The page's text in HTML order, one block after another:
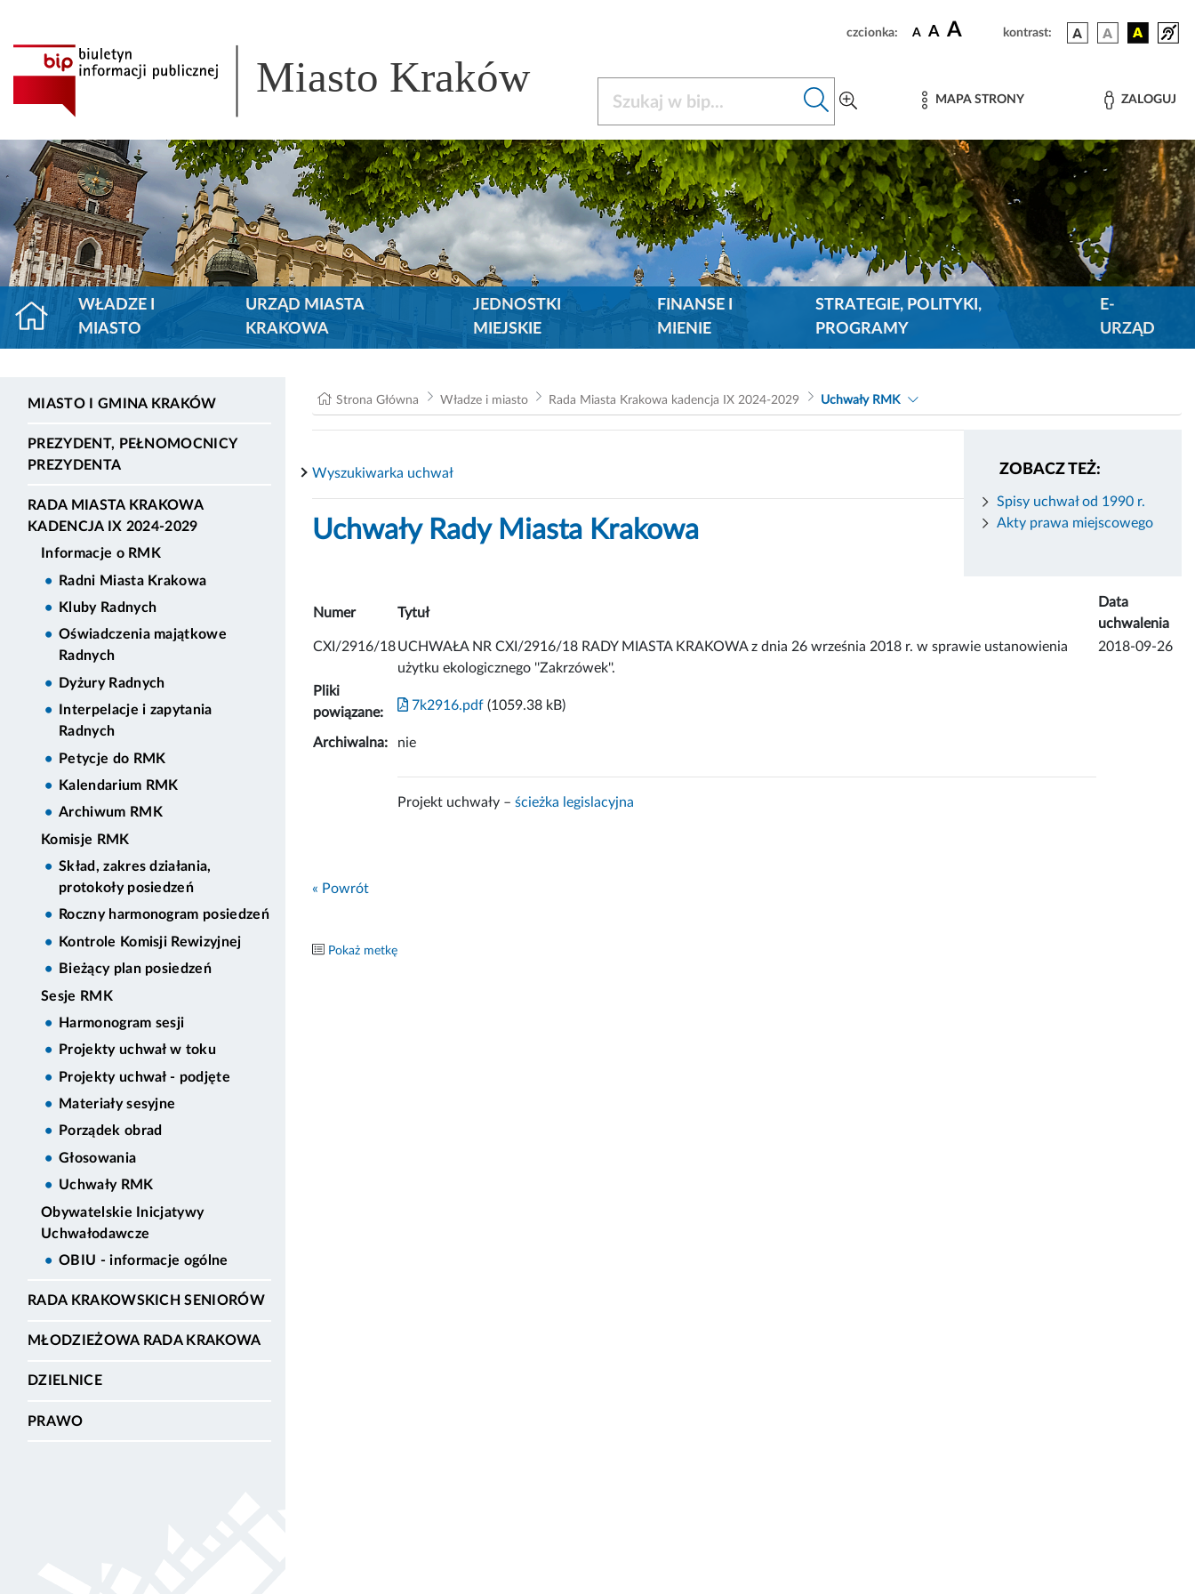
czcionka: A A A kontrast:
Miasto Kraków MAPA STRONY ZALOGUJ
WŁADZE I
MIASTO
URZĄD MIASTA
KRAKOWA
JEDNOSTKI
MIEJSKIE
FINANSE I
MIENIE
STRATEGIE, POLITYKI,
PROGRAMY
E-
URZĄD
MIASTO I GMINA KRAKÓW
PREZYDENT, PEŁNOMOCNICY
PREZYDENTA
RADA MIASTA KRAKOWA
KADENCJA IX 2024-2029
Informacje o RMK
Radni Miasta Krakowa
Kluby Radnych
Oświadczenia majątkowe
Radnych
Dyżury Radnych
Interpelacje i zapytania
Radnych
Petycje do RMK
Kalendarium RMK
Archiwum RMK
Komisje RMK
Skład, zakres działania,
protokoły posiedzeń
Roczny harmonogram posiedzeń
Kontrole Komisji Rewizyjnej
Bieżący plan posiedzeń
Sesje RMK
Harmonogram sesji
Projekty uchwał w toku
Projekty uchwał - podjęte
Materiały sesyjne
Porządek obrad
Głosowania
Uchwały RMK
Obywatelskie Inicjatywy
Uchwałodawcze
OBIU - informacje ogólne
RADA KRAKOWSKICH SENIORÓW
MŁODZIEŻOWA RADA KRAKOWA
DZIELNICE
PRAWO
Strona Główna Władze i miasto Rada Miasta Krakowa kadencja IX 2024-2029 Uchwały RMK
ZOBACZ TEŻ:
Spisy uchwał od 1990 r.
Akty prawa miejscowego
Wyszukiwarka uchwał
Uchwały Rady Miasta Krakowa
Numer Tytuł
Data
uchwalenia
CXI/2916/18UCHWAŁA NR CXI/2916/18 RADY MIASTA KRAKOWA z dnia 26 września 2018 r. w sprawie ustanowienia
użytku ekologicznego ''Zakrzówek''.
2018-09-26
Pliki
powiązane:
7k2916.pdf (1059.38 kB)
Archiwalna: nie
Projekt uchwały – ścieżka legislacyjna
« Powrót
Pokaż metkę